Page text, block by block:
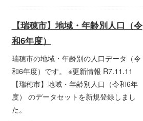
【瑞穂市】地域・年齢別人口（令
和6年度）
瑞穂市の地域・年齢別の人口データ（令
和6年度）です。 ※更新情報 R7.11.11
【瑞穂市】地域・年齢別人口（令和6年
度） のデータセットを新規登録しまし
た。